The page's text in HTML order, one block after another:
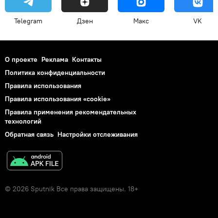
Telegram Дзен Макс VK
О проекте Реклама Контакты
Политика конфиденциальности
Правила использования
Правила использования «cookie»
Правила применения рекомендательных
технологий
Обратная связь Настройки отслеживания
© 2026 Sputnik Все права защищены. 18+